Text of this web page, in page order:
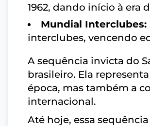
1962, dando início à era
Mundial Interclubes:
interclubes, vencendo
A sequência invicta do
brasileiro. Ela
época, mas também a
internacional.
Até hoje, essa